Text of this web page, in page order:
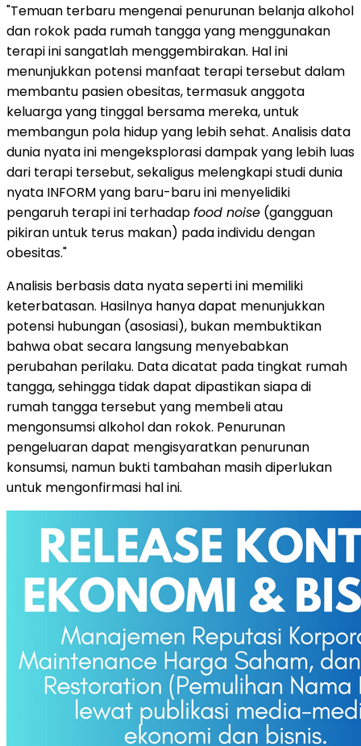
"Temuan terbaru mengenai penurunan belanja alkohol
dan rokok pada rumah tangga yang menggunakan
terapi ini sangatlah menggembirakan. Hal ini
menunjukkan potensi manfaat terapi tersebut dalam
membantu pasien obesitas, termasuk anggota
keluarga yang tinggal bersama mereka, untuk
membangun pola hidup yang lebih sehat. Analisis data
dunia nyata ini mengeksplorasi dampak yang lebih luas
dari terapi tersebut, sekaligus melengkapi studi dunia
nyata INFORM yang baru-baru ini menyelidiki
pengaruh terapi ini terhadapfood noise (gangguan
pikiran untuk terus makan) pada individu dengan
obesitas."
Analisis berbasis data nyata seperti ini memiliki
keterbatasan. Hasilnya hanya dapat menunjukkan
potensi hubungan (asosiasi), bukan membuktikan
bahwa obat secara langsung menyebabkan
perubahan perilaku. Data dicatat pada tingkat rumah
tangga, sehingga tidak dapat dipastikan siapa di
rumah tangga tersebut yang membeli atau
mengonsumsi alkohol dan rokok. Penurunan
pengeluaran dapat mengisyaratkan penurunan
konsumsi, namun bukti tambahan masih diperlukan
untuk mengonfirmasi hal ini.